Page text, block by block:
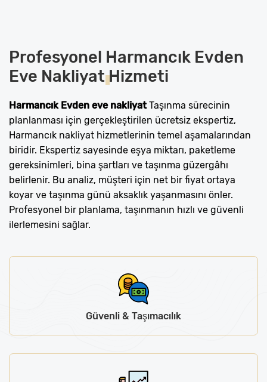
Profesyonel Harmancık Evden
Eve NakliyatHizmeti
Harmancık Evden eve nakliyatTaşınma sürecinin
planlanması için gerçekleştirilen ücretsiz ekspertiz,
Harmancık nakliyat hizmetlerinin temel aşamalarından
biridir. Ekspertiz sayesinde eşya miktarı, paketleme
gereksinimleri, bina şartları ve taşınma güzergâhı
belirlenir. Bu analiz, müşteri için net bir fiyat ortaya
koyar ve taşınma günü aksaklık yaşanmasını önler.
Profesyonel bir planlama, taşınmanın hızlı ve güvenli
ilerlemesini sağlar.
Güvenli & Taşımacılık